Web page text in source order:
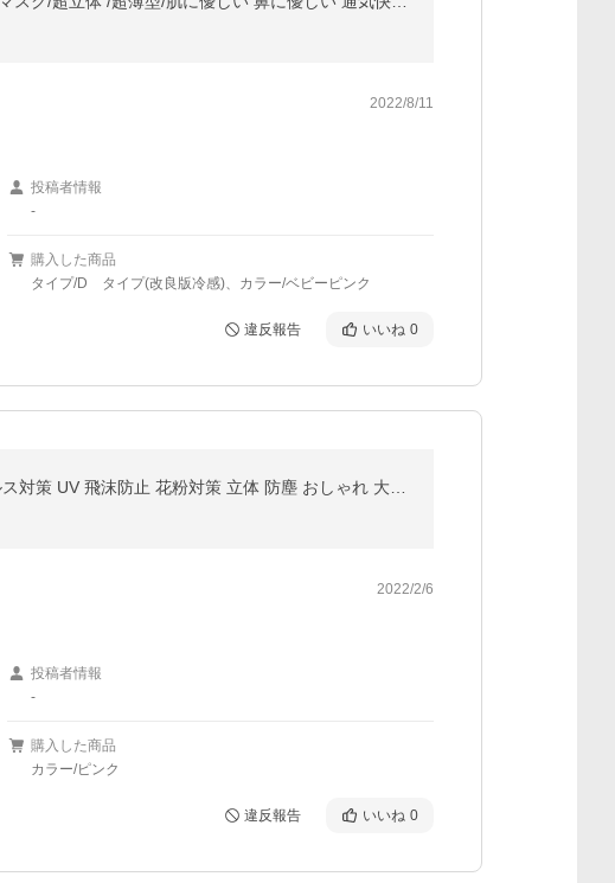
2022/8/11
投稿者情報
-
購入した商品
タイプ/D タイプ(改良版冷感)、カラー/ベビーピンク
違反報告 いいね 0
2022/2/6
投稿者情報
-
購入した商品
カラー/ピンク
違反報告 いいね 0